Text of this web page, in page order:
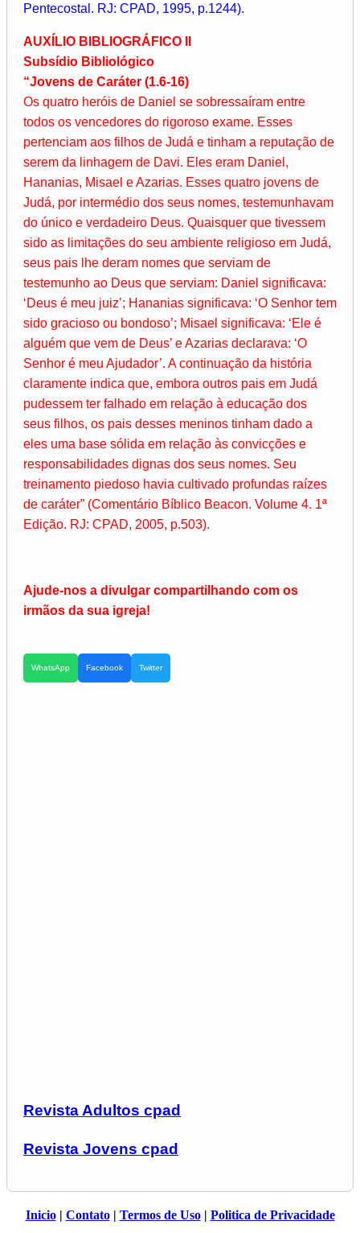
Pentecostal. RJ: CPAD, 1995, p.1244).
AUXÍLIO BIBLIOGRÁFICO II
Subsídio Bibliológico
“Jovens de Caráter (1.6-16)
Os quatro heróis de Daniel se sobressaíram entre
todos os vencedores do rigoroso exame. Esses
pertenciam aos filhos de Judá e tinham a reputação de
serem da linhagem de Davi. Eles eram Daniel,
Hananias, Misael e Azarias. Esses quatro jovens de
Judá, por intermédio dos seus nomes, testemunhavam
do único e verdadeiro Deus. Quaisquer que tivessem
sido as limitações do seu ambiente religioso em Judá,
seus pais lhe deram nomes que serviam de
testemunho ao Deus que serviam: Daniel significava:
‘Deus é meu juiz’; Hananias significava: ‘O Senhor tem
sido gracioso ou bondoso’; Misael significava: ‘Ele é
alguém que vem de Deus’ e Azarias declarava: ‘O
Senhor é meu Ajudador’. A continuação da história
claramente indica que, embora outros pais em Judá
pudessem ter falhado em relação à educação dos
seus filhos, os pais desses meninos tinham dado a
eles uma base sólida em relação às convicções e
responsabilidades dignas dos seus nomes. Seu
treinamento piedoso havia cultivado profundas raízes
de caráter” (Comentário Bíblico Beacon. Volume 4. 1ª
Edição. RJ: CPAD, 2005, p.503).
Ajude-nos a divulgar compartilhando com os
irmãos da sua igreja!
WhatsApp Facebook Twitter
Revista Adultos cpad
Revista Jovens cpad
Inicio| Contato| Termos de Uso| Politica de Privacidade